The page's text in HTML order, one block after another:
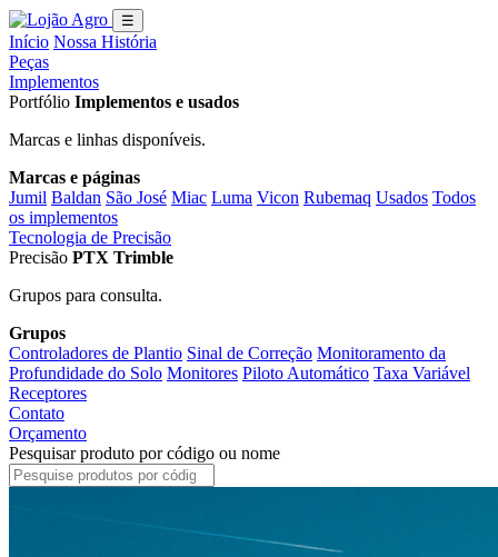
☰
Início Nossa História
Peças
Implementos
Portfólio Implementos e usados
Marcas e linhas disponíveis.
Marcas e páginas
Jumil Baldan São José Miac Luma Vicon Rubemaq Usados Todos
os implementos
Tecnologia de Precisão
Precisão PTX Trimble
Grupos para consulta.
Grupos
Controladores de Plantio Sinal de Correção Monitoramento da
Profundidade do Solo Monitores Piloto Automático Taxa Variável
Receptores
Contato
Orçamento
Pesquisar produto por código ou nome